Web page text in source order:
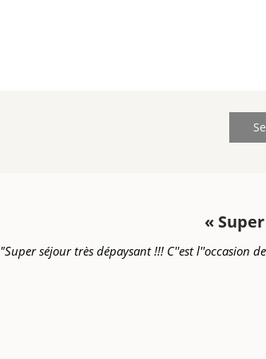
«
"Super séjour très dépaysant !!! C''est l''occasion